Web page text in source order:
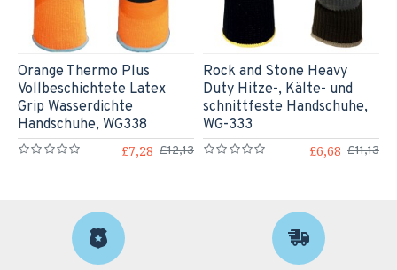
Orange Thermo Plus
Vollbeschichtete Latex
Grip Wasserdichte
Handschuhe, WG338
£7,28 £12,13
Rock and Stone Heavy
Duty Hitze-, Kälte- und
schnittfeste Handschuhe,
WG-333
£6,68 £11,13